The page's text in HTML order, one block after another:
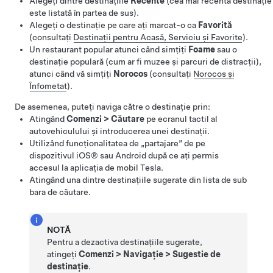
este listată în partea de sus).
Alegeți o destinație pe care ați marcat-o ca Favorită
(consultați Destinații pentru Acasă, Serviciu și Favorite).
Un restaurant popular atunci când simțiți Foamesau o
destinație populară (cum ar fi muzee și parcuri de distracții),
atunci când vă simțiți Norocos (consultați Norocos și
Înfometat).
De asemenea, puteți naviga către o destinație prin:
AtingândComenzi > Căutare pe ecranul tactil al
autovehiculului și introducerea unei destinații.
Utilizând funcționalitatea de „partajare” de pe
dispozitivul iOS® sau Android după ce ați permis
accesul la aplicația de mobil Tesla.
Atingând una dintre destinațiile sugerate din lista de sub
bara de căutare.
NOTĂ
Pentru a dezactiva destinațiile sugerate,
atingețiComenzi > Navigație >Sugestie de
destinație.